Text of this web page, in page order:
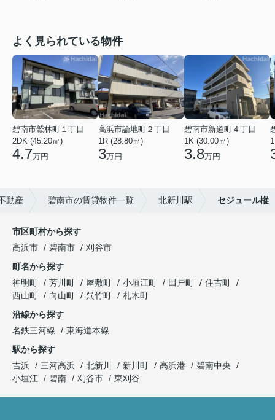
よく見られている物件
碧南市鷲林町１丁目
2DK (45.20㎡)
4.7万円
高浜市論地町２丁目
1R (28.80㎡)
3万円
碧南市新道町４丁目
1K (30.00㎡)
3.8万円
動産 碧南市の賃貸物件一覧 北新川駅 セジュール樅
市区町村から探す
高浜市
碧南市
刈谷市
町名から探す
神明町
芳川町 屋敷町 小垣江町 田戸町
住吉町
西山町
向山町 呉竹町
札木町
沿線から探す
名鉄三河線
東海道本線
駅から探す
吉浜
三河高浜 北新川 新川町 高浜港
碧南中央
小垣江
碧南 刈谷市 東刈谷